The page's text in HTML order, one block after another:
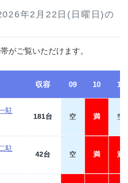
年2月22日(日曜日)の
がご覧いただけます。
収容 09 10 11
駐
181台 空 満 空
駐
42台 空 満 満